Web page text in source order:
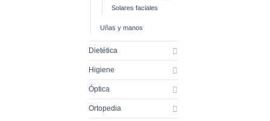
Solares faciales
Uñas y manos
Dietética
Higiene
Óptica
Ortopedia